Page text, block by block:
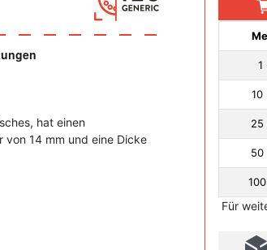
hat einen
von 14 mm und eine Dicke
1
10
25
50
Für